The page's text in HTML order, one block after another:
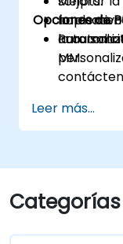
la
MM.
Opciones de
Para
Leer más...